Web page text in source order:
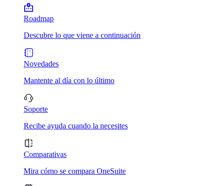
Roadmap
Descubre lo que viene a continuación
Novedades
Mantente al día con lo último
Soporte
Recibe ayuda cuando la necesites
Comparativas
Mira cómo se compara OneSuite